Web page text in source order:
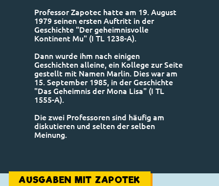
Professor Zapotec hatte am 19. August
1979 seinen ersten Auftritt in der
Geschichte "Der geheimnisvolle
Kontinent Mu" (I TL 1238-A).
Dann wurde ihm nach einigen
Geschichten alleine, ein Kollege zur Seite
gestellt mit Namen Marlin. Dies war am
15. September 1985, in der Geschichte
"Das Geheimnis der Mona Lisa" (I TL
1555-A).
Die zwei Professoren sind häufig am
diskutieren und selten der selben
Meinung.
AUSGABEN MIT ZAPOTEK